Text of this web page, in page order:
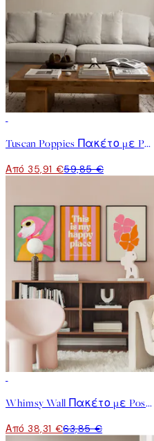
Tuscan Poppies Πακέτο με Poster
Από 35,91 €59,85 €
Whimsy Wall Πακέτο με Poster
Από 38,31 €63,85 €